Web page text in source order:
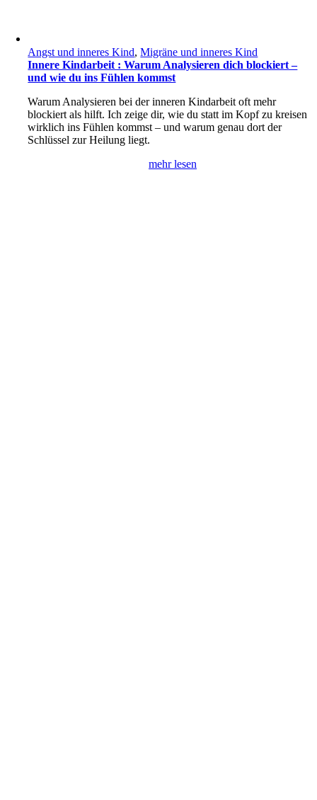
Angst und inneres Kind,Migräne und inneres Kind
Innere Kindarbeit : Warum Analysieren dich blockiert –
und wie du ins Fühlen kommst
Warum Analysieren bei der inneren Kindarbeit oft mehr
blockiert als hilft. Ich zeige dir, wie du statt im Kopf zu kreisen
wirklich ins Fühlen kommst – und warum genau dort der
Schlüssel zur Heilung liegt.
mehr lesen